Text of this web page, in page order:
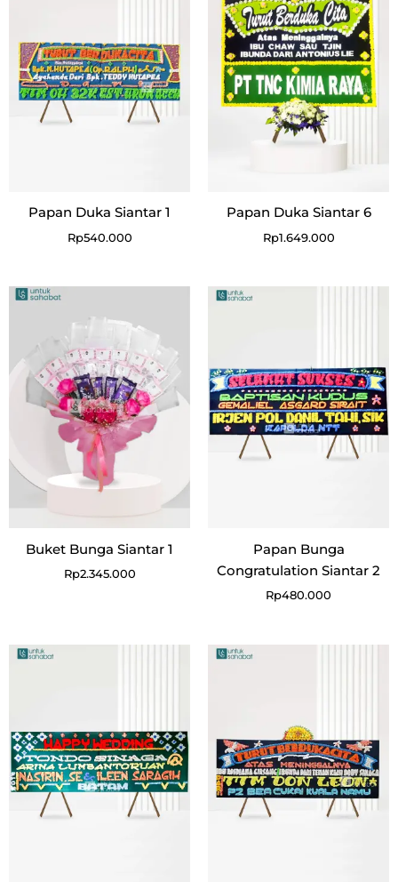
Papan Duka Siantar 1
Rp540.000
Papan Duka Siantar 6
Rp1.649.000
Buket Bunga Siantar 1
Rp2.345.000
Papan Bunga
Congratulation Siantar 2
Rp480.000